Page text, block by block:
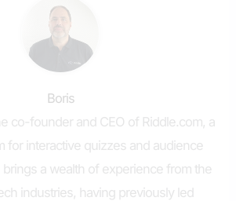
Boris
co-founder and CEO of Riddle.com, a
for interactive quizzes and audience
a wealth of experience from the
industries, having previously led